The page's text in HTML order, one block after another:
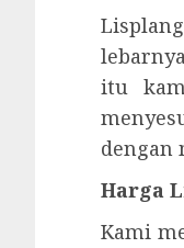
itu
dengan
Harga
Kami